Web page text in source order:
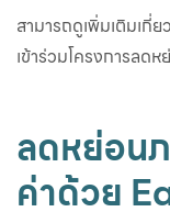
สามารถดูเพิ่มเติมเกี่
เข้าร่วมโครงการลด
ลดหย่อน
ค่าด้วย